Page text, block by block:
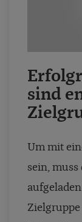
sind
Um mit
sein,